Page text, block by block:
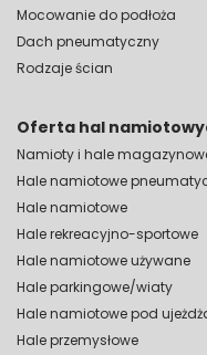
Mocowanie do podłoża
Dach pneumatyczny
Rodzaje ścian
Oferta hal
Namioty i hale
Hale namiotowe
Hale namiotowe
Hale rekreacyjno-sportowe
Hale namiotowe używane
Hale parkingowe/wiaty
Hale namiotowe pod
Hale przemysłowe